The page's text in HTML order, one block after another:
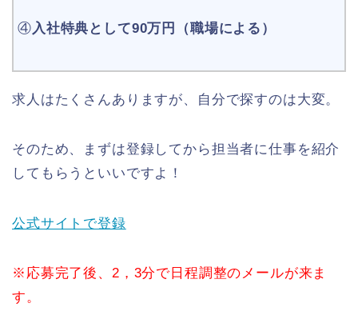
④入社特典として90万円（職場による）
求人はたくさんありますが、自分で探すのは大変。
そのため、まずは登録してから担当者に仕事を紹介
してもらうといいですよ！
公式サイトで登録
※応募完了後、2，3分で日程調整のメールが来ま
す。